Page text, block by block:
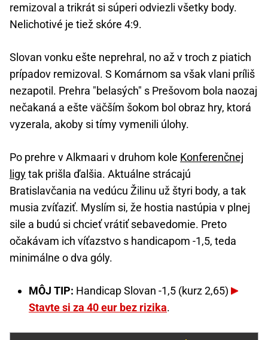
remizoval a trikrát si súperi odviezli všetky body.
Nelichotivé je tiež skóre 4:9.
Slovan vonku ešte neprehral, no až v troch z piatich
prípadov remizoval. S Komárnom sa však vlani príliš
nezapotil. Prehra "belasých" s Prešovom bola naozaj
nečakaná a ešte väčším šokom bol obraz hry, ktorá
vyzerala, akoby si tímy vymenili úlohy.
Po prehre v Alkmaari v druhom kole Konferenčnej
ligytak prišla ďalšia. Aktuálne strácajú
Bratislavčania na vedúcu Žilinu už štyri body, a tak
musia zvíťaziť. Myslím si, že hostia nastúpia v plnej
sile a budú si chcieť vrátiť sebavedomie. Preto
očakávam ich víťazstvo s handicapom -1,5, teda
minimálne o dva góly.
MÔJ TIP: Handicap Slovan -1,5 (kurz 2,65)
Stavte si za 40 eur bez rizika.